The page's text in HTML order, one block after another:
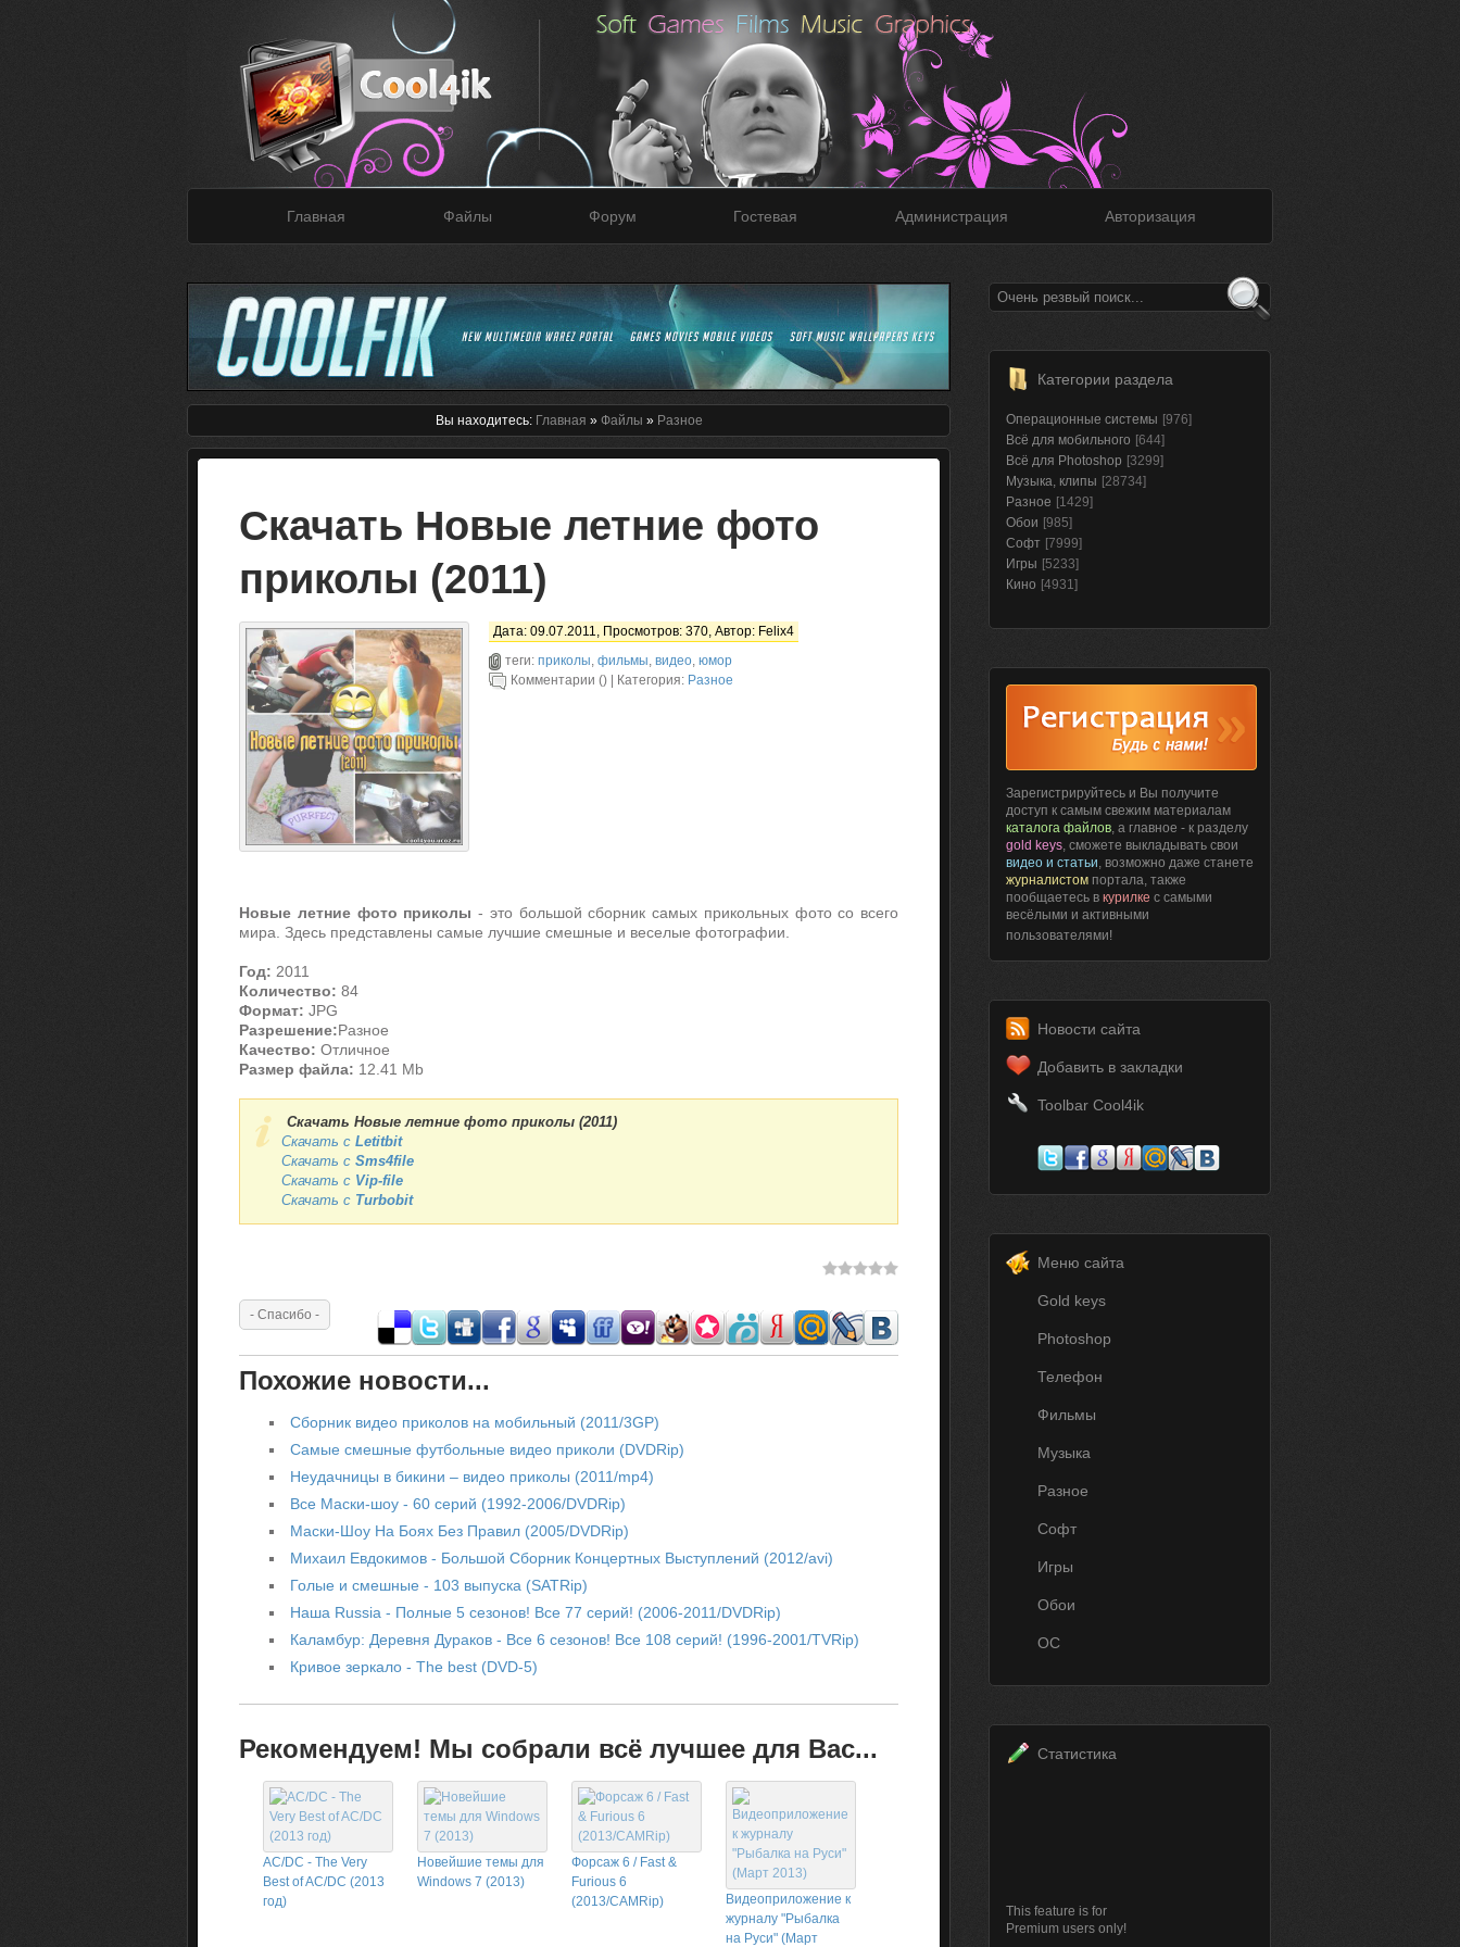
Главная Файлы Форум Гостевая Администрация Авторизация
Вы находитесь: Главная » Файлы » Разное
Скачать Новые летние фото
приколы (2011)
Дата: 09.07.2011, Просмотров: 370, Автор: Felix4
теги: приколы, фильмы, видео, юмор
Комментарии () | Категория: Разное
Новые летние фото приколы - это большой сборник самых прикольных фото со всего
мира. Здесь представлены самые лучшие смешные и веселые фотографии.
Год: 2011
Количество: 84
Формат: JPG
Разрешение:Разное
Качество: Отличное
Размер файла: 12.41 Mb
Скачать Новые летние фото приколы (2011)
Скачать с Letitbit
Скачать с Sms4file
Скачать с Vip-file
Скачать с Turbobit
Похожие новости...
Сборник видео приколов на мобильный (2011/3GP)
Самые смешные футбольные видео приколи (DVDRip)
Неудачницы в бикини – видео приколы (2011/mp4)
Все Маски-шоу - 60 серий (1992-2006/DVDRip)
Маски-Шоу На Боях Без Правил (2005/DVDRip)
Михаил Евдокимов - Большой Сборник Концертных Выступлений (2012/avi)
Голые и смешные - 103 выпуска (SATRip)
Наша Russia - Полные 5 сезонов! Все 77 серий! (2006-2011/DVDRip)
Каламбур: Деревня Дураков - Все 6 сезонов! Все 108 серий! (1996-2001/TVRip)
Кривое зеркало - The best (DVD-5)
Рекомендуем! Мы собрали всё лучшее для Вас...
AC/DC - The Very
Best of AC/DC (2013
год)
Новейшие темы для
Windows 7 (2013)
Форсаж 6 / Fast &
Furious 6
(2013/CAMRip)
Видеоприложение к
журналу "Рыбалка
на Руси" (Март
Категории раздела
Операционные системы [976]
Всё для мобильного [644]
Всё для Photoshop [3299]
Музыка, клипы [28734]
Разное [1429]
Обои [985]
Софт [7999]
Игры [5233]
Кино [4931]
Зарегистрируйтесь и Вы получите
доступ к самым свежим материалам
каталога файлов, а главное - к разделу
gold keys, сможете выкладывать свои
видео и статьи, возможно даже станете
журналистом портала, также
пообщаетесь в курилке с самыми
весёлыми и активными
пользователями!
Новости сайта
Добавить в закладки
Toolbar Cool4ik
Меню сайта
Gold keys
Photoshop
Телефон
Фильмы
Музыка
Разное
Софт
Игры
Обои
ОС
Статистика
This feature is for
Premium users only!